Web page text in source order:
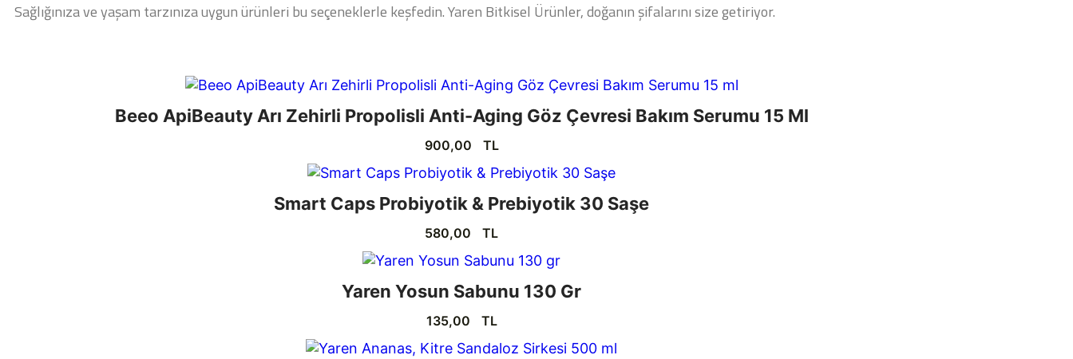
Sağlığınıza ve yaşam tarzınıza uygun ürünleri bu seçeneklerle keşfedin. Yaren Bitkisel Ürünler, doğanın şifalarını size getiriyor.
Beeo ApiBeauty Arı Zehirli Propolisli Anti-Aging Göz Çevresi Bakım Serumu 15 Ml
900,00 TL
Smart Caps Probiyotik & Prebiyotik 30 Saşe
580,00 TL
Yaren Yosun Sabunu 130 Gr
135,00 TL